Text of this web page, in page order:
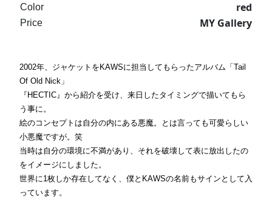
Color red
Price MY Gallery
2002年、ジャケットをKAWSに担当してもらったアルバム「Tail
Of Old Nick」
『HECTIC』から紹介を受け、来日したタイミングで描いてもら
う事に。
絵のコンセプトは自分の内にある悪魔。とは言っても可愛らしい
小悪魔ですが。笑
当時は自分の環境に不満があり、それを破壊して表に放出したの
をイメージにしました。
世界に1枚しか存在してなく、僕とKAWSの名前もサインとして入
っています。